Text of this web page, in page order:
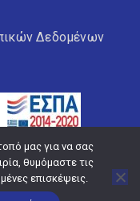
Δεδομένων
μας για να σας
θυμόμαστε τις
επισκέψεις.